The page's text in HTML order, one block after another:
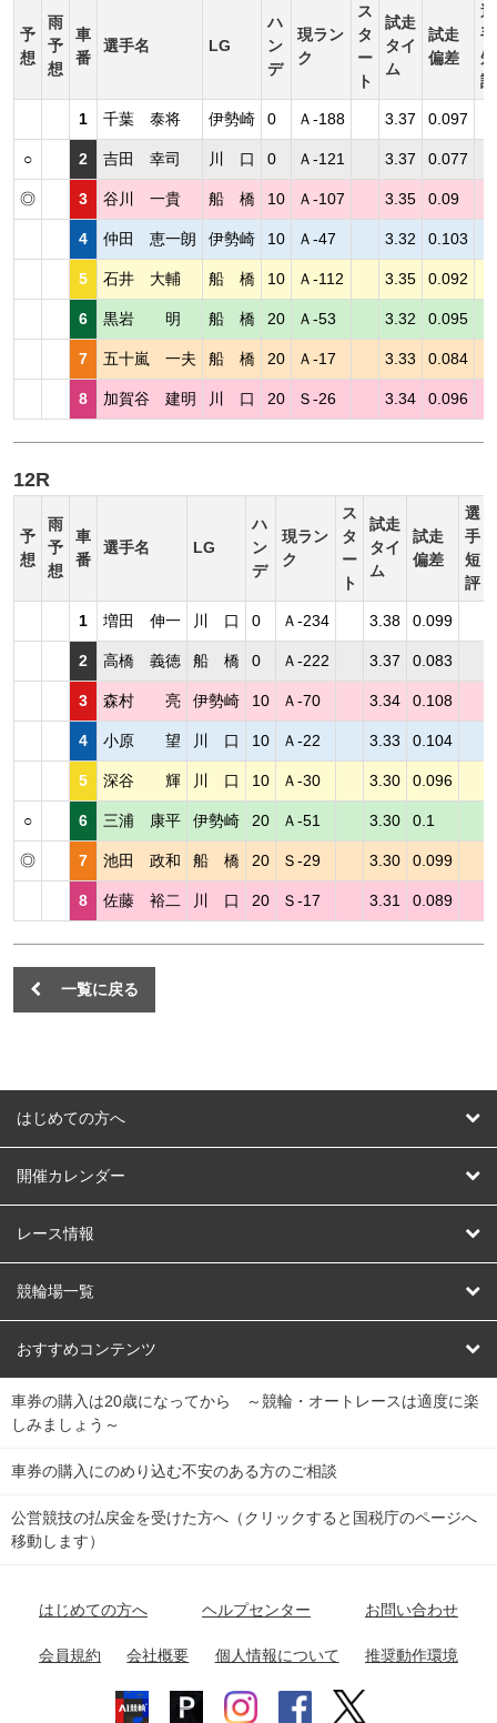
予
想
雨
予
想
車
番
選手名 LG
ハ
ン
デ
現ラン
ク
ス
タ
ー
ト
試走
タイ
ム
試走
偏差
選
手
短
評
1 千葉 泰将 伊勢崎 0 Ａ-188 3.37 0.097
○ 2 吉田 幸司 川 口 0 Ａ-121 3.37 0.077
◎ 3 谷川 一貴 船 橋 10 Ａ-107 3.35 0.09
4 仲田 恵一朗 伊勢崎 10 Ａ-47 3.32 0.103
5 石井 大輔 船 橋 10 Ａ-112 3.35 0.092
6 黒岩 明 船 橋 20 Ａ-53 3.32 0.095
7 五十嵐 一夫 船 橋 20 Ａ-17 3.33 0.084
8 加賀谷 建明 川 口 20 Ｓ-26 3.34 0.096
12R
予
想
雨
予
想
車
番
選手名 LG
ハ
ン
デ
現ラン
ク
ス
タ
ー
ト
試走
タイ
ム
試走
偏差
選
手
短
評
1 増田 伸一 川 口 0 Ａ-234 3.38 0.099
2 高橋 義徳 船 橋 0 Ａ-222 3.37 0.083
3 森村 亮 伊勢崎 10 Ａ-70 3.34 0.108
4 小原 望 川 口 10 Ａ-22 3.33 0.104
5 深谷 輝 川 口 10 Ａ-30 3.30 0.096
○ 6 三浦 康平 伊勢崎 20 Ａ-51 3.30 0.1
◎ 7 池田 政和 船 橋 20 Ｓ-29 3.30 0.099
8 佐藤 裕二 川 口 20 Ｓ-17 3.31 0.089
一覧に戻る
はじめての方へ
はじめての方へ
開催カレンダー
競輪
オートレース
競輪くじ
Dokanto!
チャリロトプラザ
レース情報
レース予想
レース結果
キャリーオーバー一覧
競輪場一覧
北日本 函館競輪場
関
東
弥彦競輪場 前橋競輪場 取手競輪場 宇都宮競輪場
関
東
小田原競輪場
名古屋競輪場 岐阜競輪場 大垣競輪場 豊橋競輪場
富山競輪場 松阪競輪場 四日市競輪場
福井競輪場 奈良競輪場 向日町競輪場
おすすめコンテンツ
競輪選手情報
Perfecta Navi
netkeirin
車券の購入は20歳になってから ～競輪・オートレースは適度に楽
しみましょう～
車券の購入にのめり込む不安のある方のご相談
公営競技の払戻金を受けた方へ（クリックすると国税庁のページへ
移動します）
はじめての方へ ヘルプセンター お問い合わせ
会員規約 会社概要 個人情報について 推奨動作環境